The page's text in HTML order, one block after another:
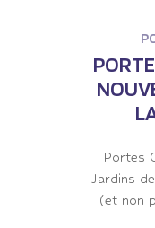
Portes
Jardins
(et non